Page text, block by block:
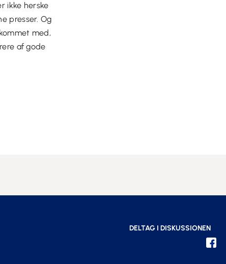
ikke herske
presser. Og
med,
af gode
DELTAG I DISKUSSIONEN